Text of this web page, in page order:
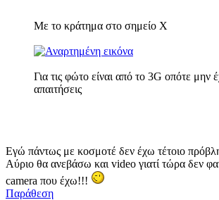
Με το κράτημα στο σημείο Χ
Για τις φώτο είναι από το 3G οπότε μην
απαιτήσεις
Εγώ πάντως με κοσμοτέ δεν έχω τέτοιο
Αύριο θα ανεβάσω και video γιατί τώρα δεν
camera που έχω!!!
Παράθεση